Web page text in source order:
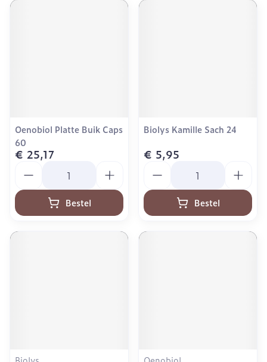
Oenobiol Platte Buik Caps
60
€ 25,17
Bestel
Biolys Kamille Sach 24
€ 5,95
Bestel